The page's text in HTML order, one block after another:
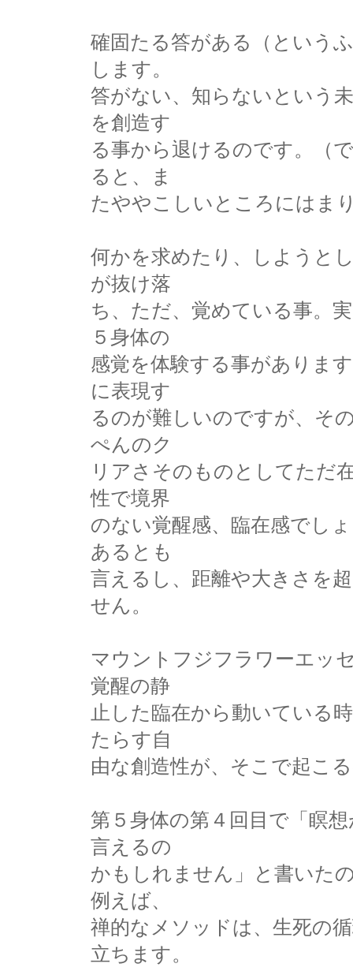
確固たる答がある（という
します。
答がない、知らないという
を創造す
る事から退けるのです。（
ると、ま
たややこしいところにはま
何かを求めたり、しようと
が抜け落
ち、ただ、覚めている事。
５身体の
感覚を体験する事がありま
に表現す
るのが難しいのですが、そ
ぺんのク
リアさそのものとしてただ
性で境界
のない覚醒感、臨在感でし
あるとも
言えるし、距離や大きさを
せん。
マウントフジフラワーエッ
覚醒の静
止した臨在から動いている
たらす自
由な創造性が、そこで起こ
第５身体の第４回目で「瞑
言えるの
かもしれません」と書いた
例えば、
禅的なメソッドは、生死の
立ちます。